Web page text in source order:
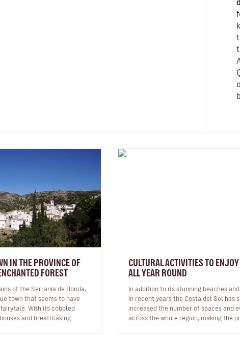
IN THE PROVINCE OF
FOREST
of the Serranía de Ronda,
town that seems to have
With its cobbled
and breathtaking
CULTURAL ACTIVITIES TO
ALL YEAR ROUND
In addition to its stunning beaches
in recent years the Costa del Sol has
increased the number of spaces and
across the whole region, making the